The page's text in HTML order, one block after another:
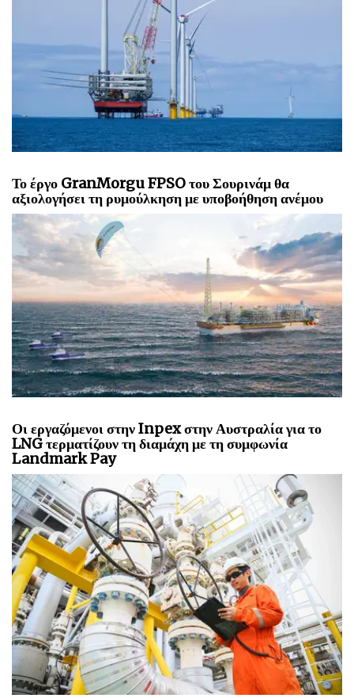
Το έργο GranMorgu FPSO του Σουρινάμ θα
αξιολογήσει τη ρυμούλκηση με υποβοήθηση ανέμου
Οι εργαζόμενοι στην Inpex στην Αυστραλία για το
LNG τερματίζουν τη διαμάχη με τη συμφωνία
Landmark Pay